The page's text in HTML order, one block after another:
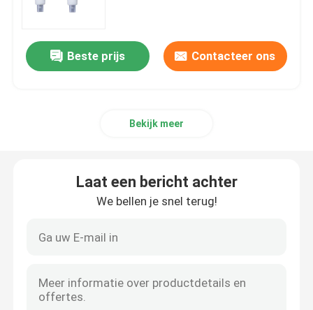
Dubbele Lumen Luchtpijptak
Zuig katheter
Beste prijs Contacteer ons
Bekijk meer
Laat een bericht achter
We bellen je snel terug!